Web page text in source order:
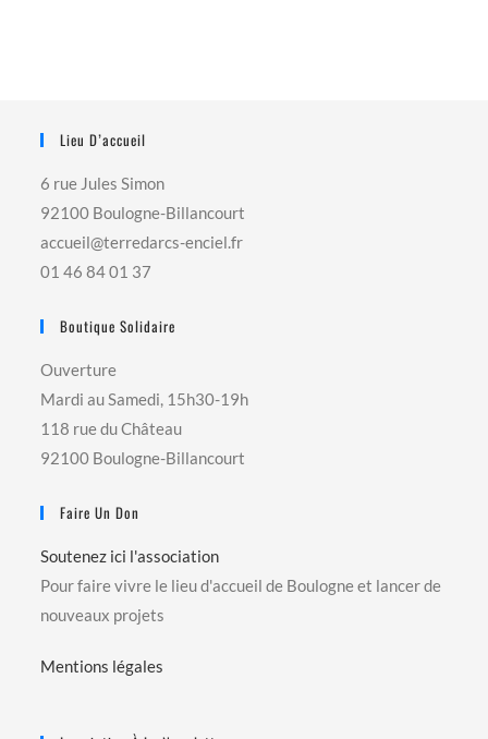
Lieu D’accueil
6 rue Jules Simon
92100 Boulogne-Billancourt
accueil@terredarcs-enciel.fr
01 46 84 01 37
Boutique Solidaire
Ouverture
Mardi au Samedi, 15h30-19h
118 rue du Château
92100 Boulogne-Billancourt
Faire Un Don
Soutenez ici l'association
Pour faire vivre le lieu d'accueil de Boulogne et lancer de
nouveaux projets
Mentions légales